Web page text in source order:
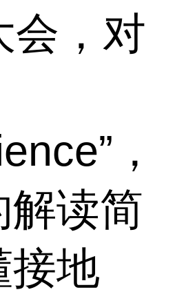
会，对
，
解读简
接地